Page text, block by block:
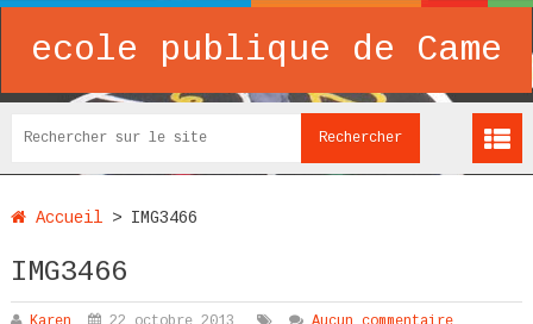
ecole publique de Came
Accueil> IMG3466
IMG3466